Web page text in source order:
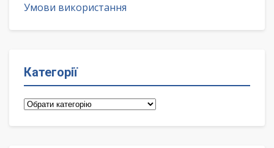
Умови використання
Категорії
Категорії